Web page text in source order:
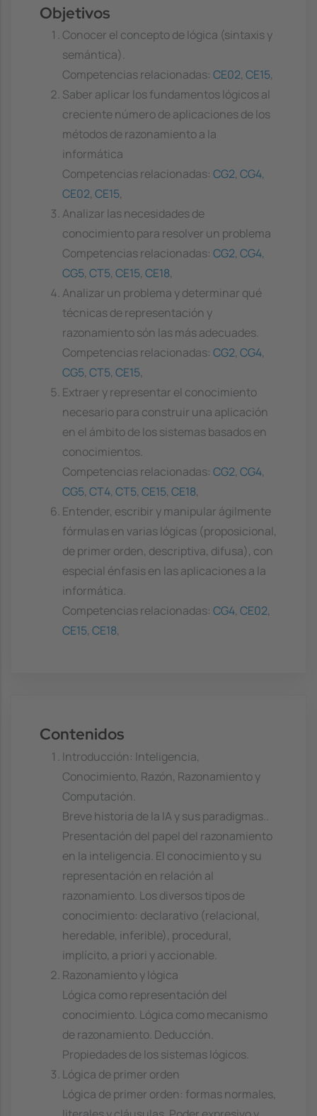
Objetivos
Conocer el concepto de lógica (sintaxis y
semántica).
Competencias relacionadas: CE02, CE15,
Saber aplicar los fundamentos lógicos al
creciente número de aplicaciones de los
métodos de razonamiento a la
informática
Competencias relacionadas: CG2, CG4,
CE02, CE15,
Analizar las necesidades de
conocimiento para resolver un problema
Competencias relacionadas: CG2, CG4,
CG5, CT5, CE15, CE18,
Analizar un problema y determinar qué
técnicas de representación y
razonamiento són las más adecuades.
Competencias relacionadas: CG2, CG4,
CG5, CT5, CE15,
Extraer y representar el conocimiento
necesario para construir una aplicación
en el ámbito de los sistemas basados en
conocimientos.
Competencias relacionadas: CG2, CG4,
CG5, CT4, CT5, CE15, CE18,
Entender, escribir y manipular ágilmente
fórmulas en varias lógicas (proposicional,
de primer orden, descriptiva, difusa), con
especial énfasis en las aplicaciones a la
informática.
Competencias relacionadas: CG4, CE02,
CE15, CE18,
Contenidos
Introducción: Inteligencia,
Conocimiento, Razón, Razonamiento y
Computación.
Breve historia de la IA y sus paradigmas..
Presentación del papel del razonamiento
en la inteligencia. El conocimiento y su
representación en relación al
razonamiento. Los diversos tipos de
conocimiento: declarativo (relacional,
heredable, inferible), procedural,
implícito, a priori y accionable.
Razonamiento y lógica
Lógica como representación del
conocimiento. Lógica como mecanismo
de razonamiento. Deducción.
Propiedades de los sistemas lógicos.
Lógica de primer orden
Lógica de primer orden: formas normales,